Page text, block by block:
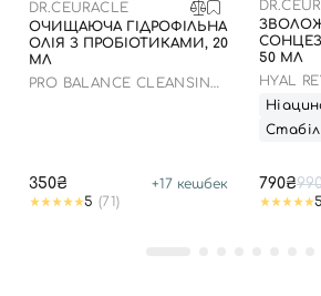
DR.CEURACLE
ОЧИЩАЮЧА ГІДРОФІЛЬНА
ОЛІЯ З ПРОБІОТИКАМИ, 20
МЛ
PRO BALANCE CLEANSING
350₴ +17 кешбек
5 (71)
50 МЛ
HYAL
SUN
790₴
5